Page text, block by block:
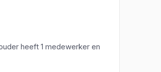
heeft 1 medewerker en